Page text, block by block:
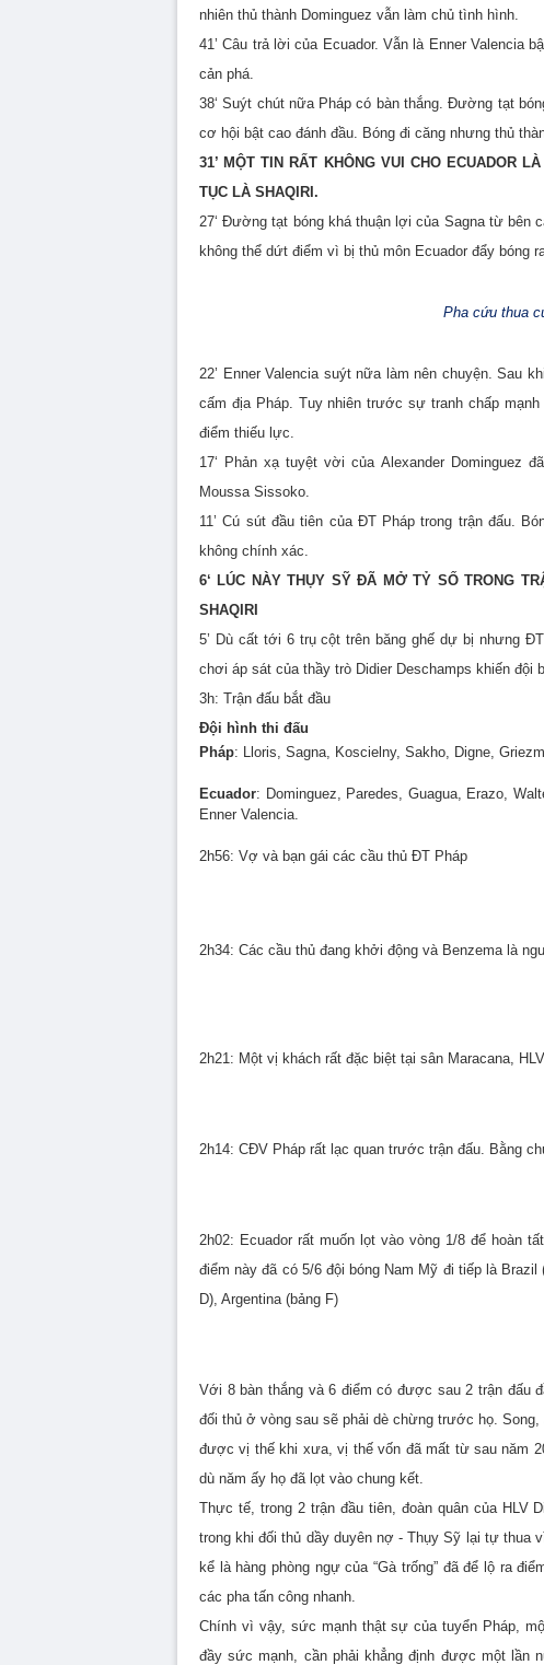
nhiên thủ thành Dominguez vẫn làm chủ tình hình.
41’ Câu trả lời của Ecuador. Vẫn là Enner Valencia
cản phá.
38‘ Suýt chút nữa Pháp có bàn thắng. Đường tạt
cơ hội bật cao đánh đầu. Bóng đi căng nhưng thủ
31’ MỘT TIN RẤT KHÔNG VUI CHO ECUADOR
TỤC LÀ SHAQIRI.
27‘ Đường tạt bóng khá thuận lợi của Sagna từ bên
không thể dứt điểm vì bị thủ môn Ecuador đẩy bóng
Pha cứu thua
22’ Enner Valencia suýt nữa làm nên chuyện. Sau
cấm địa Pháp. Tuy nhiên trước sự tranh chấp
điểm thiếu lực.
17‘ Phản xạ tuyệt vời củaAlexander Dominguez
Moussa Sissoko.
11’ Cú sút đầu tiên của ĐT Pháp trong trận đấu.
không chính xác.
6‘ LÚC NÀY THỤY SỸ ĐÃ MỞ TỶ SỐ TRONG
SHAQIRI
5’ Dù cất tới 6 trụ cột trên băng ghế dự bị nhưng
chơi áp sát của thầy trò Didier Deschamps khiến đội
3h: Trận đấu bắt đầu
Đội hình thi đấu
Pháp: Lloris, Sagna, Koscielny, Sakho, Digne,
Ecuador: Dominguez, Paredes, Guagua, Erazo,
Enner Valencia.
2h56: Vợ và bạn gái các cầu thủ ĐT Pháp
2h34: Các cầu thủ đang khởi động và Benzema là
2h21: Một vị khách rất đặc biệt tại sân Maracana,
2h14: CĐV Pháp rất lạc quan trước trận đấu. Bằng
2h02: Ecuador rất muốn lọt vào vòng 1/8 để hoàn
điểm này đã có 5/6 đội bóng Nam Mỹ đi tiếp là Brazil
D), Argentina (bảng F)
Với 8 bàn thắng và 6 điểm có được sau 2 trận đấu
đối thủ ở vòng sau sẽ phải dè chừng trước họ.
được vị thế khi xưa, vị thế vốn đã mất từ sau năm
dù năm ấy họ đã lọt vào chung kết.
Thực tế, trong 2 trận đầu tiên, đoàn quân của HLV
trong khi đối thủ dầy duyên nợ - Thụy Sỹ lại tự thua
kể là hàng phòng ngự của “Gà trống” đã để lộ ra
các pha tấn công nhanh.
Chính vì vậy, sức mạnh thật sự của tuyển Pháp,
đầy sức mạnh, cần phải khẳng định được một lần